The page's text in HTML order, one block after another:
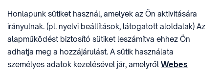
sztnh@hipo.gov.hu 15311746-2-42
CÍM
1081 Budapest II. János
Pál pápa tér 7.
HIVATAL RÖVID NEVE
SZTNHOPS, KRID:
174434905
KÖZÖSSÉGI MÉDIA
Honlapunk sütiket használ, amelyek az Ön aktivitására
irányulnak. (pl. nyelvi beállítások, látogatott aloldalak) Az
alapműködést biztosító sütiket leszámítva ehhez Ön
adhatja meg a hozzájárulást. A sütik használata
személyes adatok kezelésével jár, amelyről Webes